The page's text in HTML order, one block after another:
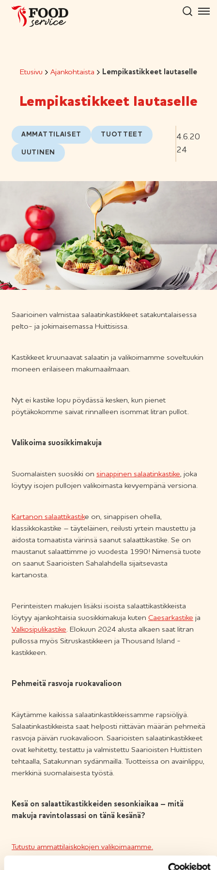
Hyppää
sisältöön
Etusivu Ajankohtaista Lempikastikkeet lautaselle
Lempikastikkeet lautaselle
AMMATTILAISET TUOTTEET
UUTINEN
4.6.20
24
Saarioinen valmistaa salaatinkastikkeet satakuntalaisessa
pelto- ja jokimaisemassa Huittisissa.
Kastikkeet kruunaavat salaatin ja valikoimamme soveltuukin
moneen erilaiseen makumaailmaan.
Nyt ei kastike lopu pöydässä kesken, kun pienet
pöytäkokomme saivat rinnalleen isommat litran pullot.
Valikoima suosikkimakuja
Suomalaisten suosikki on sinappinen salaatinkastike, joka
löytyy isojen pullojen valikoimasta kevyempänä versiona.
Kartanon salaattikastike on, sinappisen ohella,
klassikkokastike – täyteläinen, reilusti yrtein maustettu ja
aidosta tomaatista värinsä saanut salaattikastike. Se on
maustanut salaattimme jo vuodesta 1990! Nimensä tuote
on saanut Saarioisten Sahalahdella sijaitsevasta
kartanosta.
Perinteisten makujen lisäksi isoista salaattikastikkeista
löytyy ajankohtaisia suosikkimakuja kuten Caesarkastike ja
Valkosipulikastike. Elokuun 2024 alusta alkaen saat litran
pullossa myös Sitruskastikkeen ja Thousand Island -
kastikkeen.
Pehmeitä rasvoja ruokavalioon
Käytämme kaikissa salaatinkastikkeissamme rapsiöljyä.
Salaatinkastikkeista saat helposti riittävän määrän pehmeitä
rasvoja päivän ruokavalioon. Saarioisten salaatinkastikkeet
ovat kehitetty, testattu ja valmistettu Saarioisten Huittisten
tehtaalla, Satakunnan sydänmailla. Tuotteissa on avainlippu,
merkkinä suomalaisesta työstä.
Kesä on salaattikastikkeiden sesonkiaikaa – mitä
makuja ravintolassasi on tänä kesänä?
Tutustu ammattilaiskokojen valikoimaamme.